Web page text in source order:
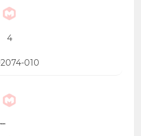
4
010